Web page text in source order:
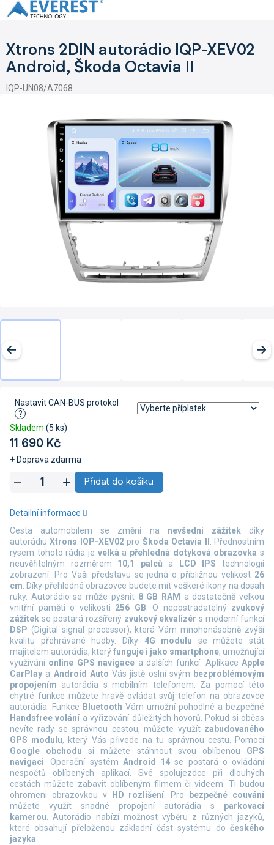
Přejít
na
Xtrons 2DIN autorádio IQP-XEV02
Android, Škoda Octavia II
IQP-UN08/A7068
11 690 Kč
+ Doprava zdarma
Skladem (5 ks)
Nastavit CAN-BUS protokol
?
Přidat do košíku
Cesta automobilem se změní na nevšední zážitekdíky
autorádiuXtrons IQP-XEV02pro Škoda Octavia II . Přednostním
rysem tohoto rádia je velká a přehledná dotyková obrazovka s
neuvěřitelným rozměrem 10,1 palců a LCD IPStechnologií
zobrazení. Pro Vaši představu se jedná o přibližnou velikost 26
cm. Díky přehledné obrazovce budete mít veškeré ikony na dosah
ruky. Autorádio se může pyšnit 8 GB RAM
a dostatečně velkou
vnitřní paměti o velikosti 256 GB. O nepostradatelný zvukový
zážitek se postará rozšířený zvukový ekvalizér s moderní funkcí
DSP (Digital signal processor), která Vám mnohonásobně zvýší
kvalitu přehrávané hudby.
Díky 4G modulu se můžete stát
majitelem autorádia, kterýfunguje i jako smartphone, umožňující
využívání online GPS navigace a dalších funkcí. Aplikace Apple
CarPlay a Android Auto Vás jistě oslní svým bezproblémovým
propojením autorádia s mobilním telefonem. Za pomocí této
chytré funkce můžete hravě ovládat svůj telefon na obrazovce
autorádia. Funkce Bluetooth Vám umožní pohodlné a bezpečné
Handsfree volání a vyřizování důležitých hovorů. Pokud si občas
nevíte rady se správnou cestou, můžete využít zabudovaného
GPS modulu, který Vás přivede na tu správnou cestu. Pomocí
Google obchodu si můžete stáhnout svou oblíbenou GPS
navigaci. Operační systém Android 14 se postará o ovládání
nespočtů oblíbených aplikací. Své spolujezdce při dlouhých
cestách můžete zabavit oblíbeným filmem či videem. Ti budou
ohromeni obrazovkou v
HD rozlišení. Pro
bezpečné couvání
můžete využít snadné propojení autorádia s parkovací
kamerou.Autorádio nabízí možnost výběru z různých jazyků,
které obsahují přeloženou základní část systému do českého
jazyka.
Detailní informace